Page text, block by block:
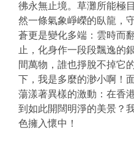
彿永無止境。草灘所能極
然一條氣象崢嶸的臥龍，
蒼更是變化多端：雲時而
止，化身作一段段飄逸的
間萬物，誰也掙脫不掉它
下，我是多麼的渺小啊！
蕩漾著異樣的激動：在香
到如此開闊明淨的美景？
色擁入懷中！